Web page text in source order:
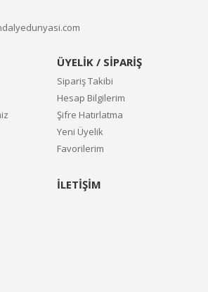
ÜYELİK / SİPARİŞ
Sipariş Takibi
Hesap Bilgilerim
Şifre Hatırlatma
Yeni Üyelik
Favorilerim
İLETİŞİM